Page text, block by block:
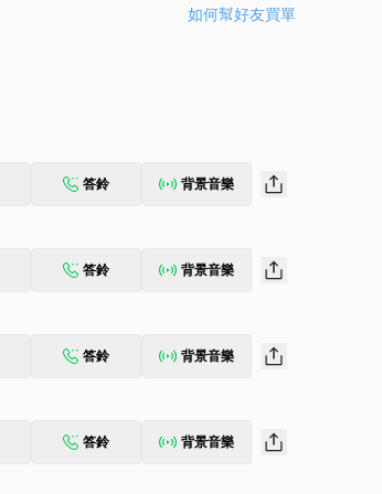
如何幫好友買單
答鈴 背景音樂
答鈴 背景音樂
答鈴 背景音樂
答鈴 背景音樂